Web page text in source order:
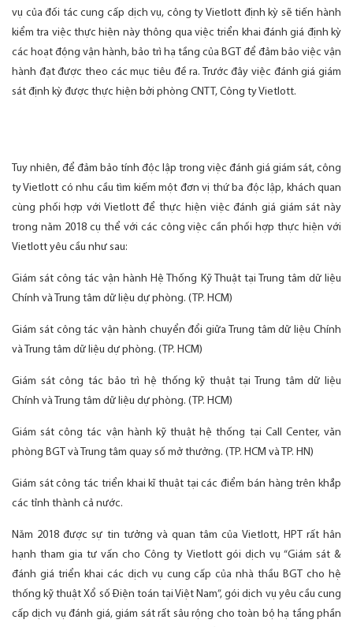
vụ của đối tác cung cấp dịch vụ, công ty Vietlott định kỳ sẽ tiến hành
kiểm tra việc thực hiện này thông qua việc triển khai đánh giá định kỳ
các hoạt động vận hành, bảo trì hạ tầng của BGT để đảm bảo việc vận
hành đạt được theo các mục tiêu đề ra. Trước đây việc đánh giá giám
sát định kỳ được thực hiện bởi phòng CNTT, Công ty Vietlott.
Tuy nhiên, để đảm bảo tính độc lập trong việc đánh giá giám sát, công
ty Vietlott có nhu cầu tìm kiếm một đơn vị thứ ba độc lập, khách quan
cùng phối hợp với Vietlott để thực hiện việc đánh giá giám sát này
trong năm 2018 cụ thể với các công việc cần phối hợp thực hiện với
Vietlott yêu cầu như sau:
Giám sát công tác vận hành Hệ Thống Kỹ Thuật tại Trung tâm dữ liệu
Chính và Trung tâm dữ liệu dự phòng. (TP. HCM)
Giám sát công tác vận hành chuyển đổi giữa Trung tâm dữ liệu Chính
và Trung tâm dữ liệu dự phòng. (TP. HCM)
Giám sát công tác bảo trì hệ thống kỹ thuật tại Trung tâm dữ liệu
Chính và Trung tâm dữ liệu dự phòng. (TP. HCM)
Giám sát công tác vận hành kỹ thuật hệ thống tại Call Center, văn
phòng BGT và Trung tâm quay số mở thưởng. (TP. HCM và TP. HN)
Giám sát công tác triển khai kĩ thuật tại các điểm bán hàng trên khắp
các tỉnh thành cả nước.
Năm 2018 được sự tin tưởng và quan tâm của Vietlott, HPT rất hân
hạnh tham gia tư vấn cho Công ty Vietlott gói dịch vụ “Giám sát &
đánh giá triển khai các dịch vụ cung cấp của nhà thầu BGT cho hệ
thống kỹ thuật Xổ số Điện toán tại Việt Nam”, gói dịch vụ yêu cầu cung
cấp dịch vụ đánh giá, giám sát rất sâu rộng cho toàn bộ hạ tầng phần